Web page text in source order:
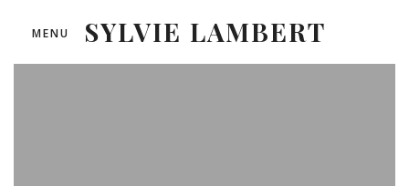
SYLVIE LAMBERT
MENU